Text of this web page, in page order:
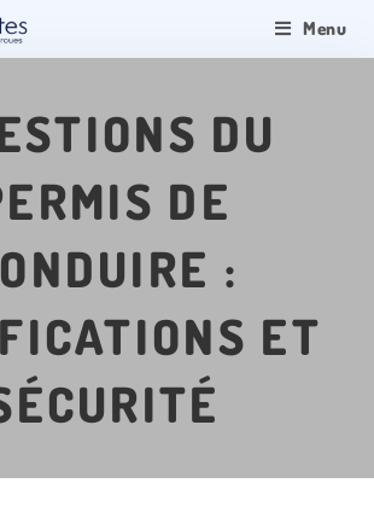
Menu
DU
DE
:
ET